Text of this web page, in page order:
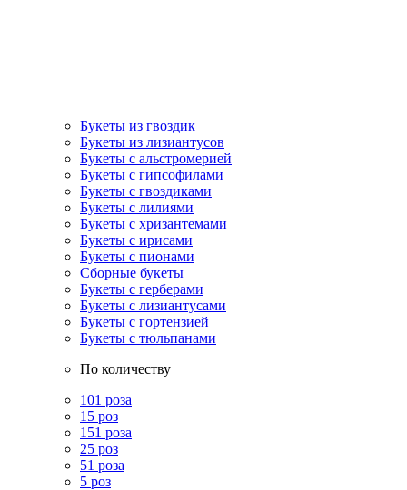
Букеты из гвоздик
Букеты из лизиантусов
Букеты с альстромерией
Букеты с гипсофилами
Букеты с гвоздиками
Букеты с лилиями
Букеты с хризантемами
Букеты с ирисами
Букеты с пионами
Сборные букеты
Букеты с герберами
Букеты с лизиантусами
Букеты с гортензией
Букеты с тюльпанами
По количеству
101 роза
15 роз
151 роза
25 роз
51 роза
5 роз